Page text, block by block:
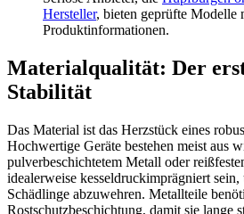
Hersteller, bieten geprüfte Modelle
Produktinformationen.
Materialqualität: Der
Stabilität
Das Material ist das Herzstück eines
Hochwertige Geräte bestehen meist aus
pulverbeschichtetem Metall oder
idealerweise kesseldruckimprägniert
Schädlinge abzuwehren. Metallteile
Rostschutzbeschichtung, damit sie lange